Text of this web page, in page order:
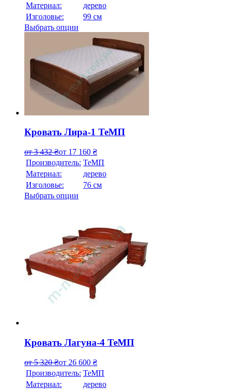
Материал:
дерево
Изголовье:
99 см
Выбрать опции
Кровать Лира-1 ТеМП
от3 432₴от 17 160 ₴
Производитель: ТеМП
Материал:
дерево
Изголовье:
76 см
Выбрать опции
Кровать Лагуна-4 ТеМП
от5 320₴от 26 600 ₴
Производитель: ТеМП
Материал:
дерево